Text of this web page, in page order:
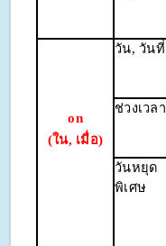
on
(ใน, เมื่อ)
วัน, วันที่
ช่วงเวลา
วันหยุด
พิเศษ